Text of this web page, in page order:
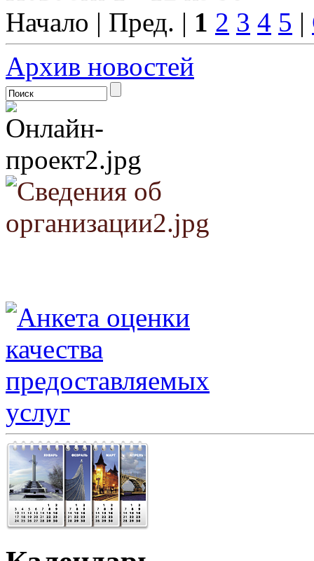
Начало | Пред. | 1 2 3 4 5 |
Архив новостей